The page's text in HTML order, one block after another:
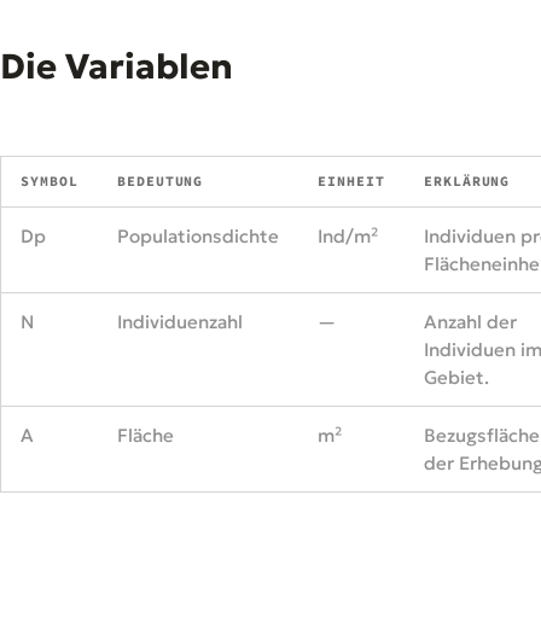
Die Variablen
SYMBOL BEDEUTUNG EINHEIT ERKLÄRUNG
Dp Populationsdichte Ind/m²
Individuen
N Individuenzahl —
Anzahl der
Individuen im
Gebiet.
A Fläche m²
Bezugsfläche
der